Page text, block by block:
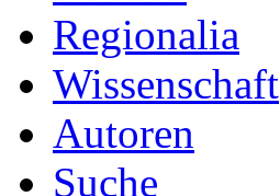
Regionalia
Wissenschaft
Autoren
Suche